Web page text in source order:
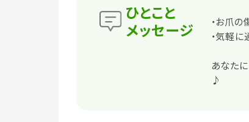
ひとこと
メッセージ
・お爪
・気軽
あなた
♪